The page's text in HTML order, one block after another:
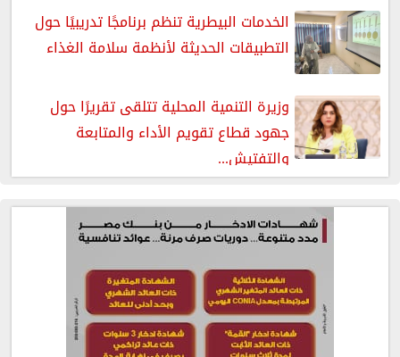
الخدمات البيطرية تنظم برنامجًا تدريبيًا حول
التطبيقات الحديثة لأنظمة سلامة الغذاء
وزيرة التنمية المحلية تتلقى تقريرًا حول
جهود قطاع تقويم الأداء والمتابعة
والتفتيش...